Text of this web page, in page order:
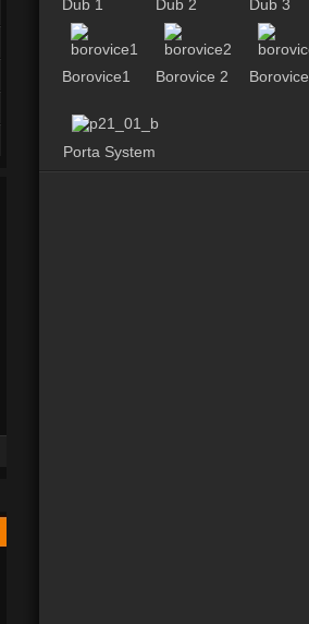
Dub 1 Dub 2 Dub 3
Borovice1 Borovice 2
Porta System